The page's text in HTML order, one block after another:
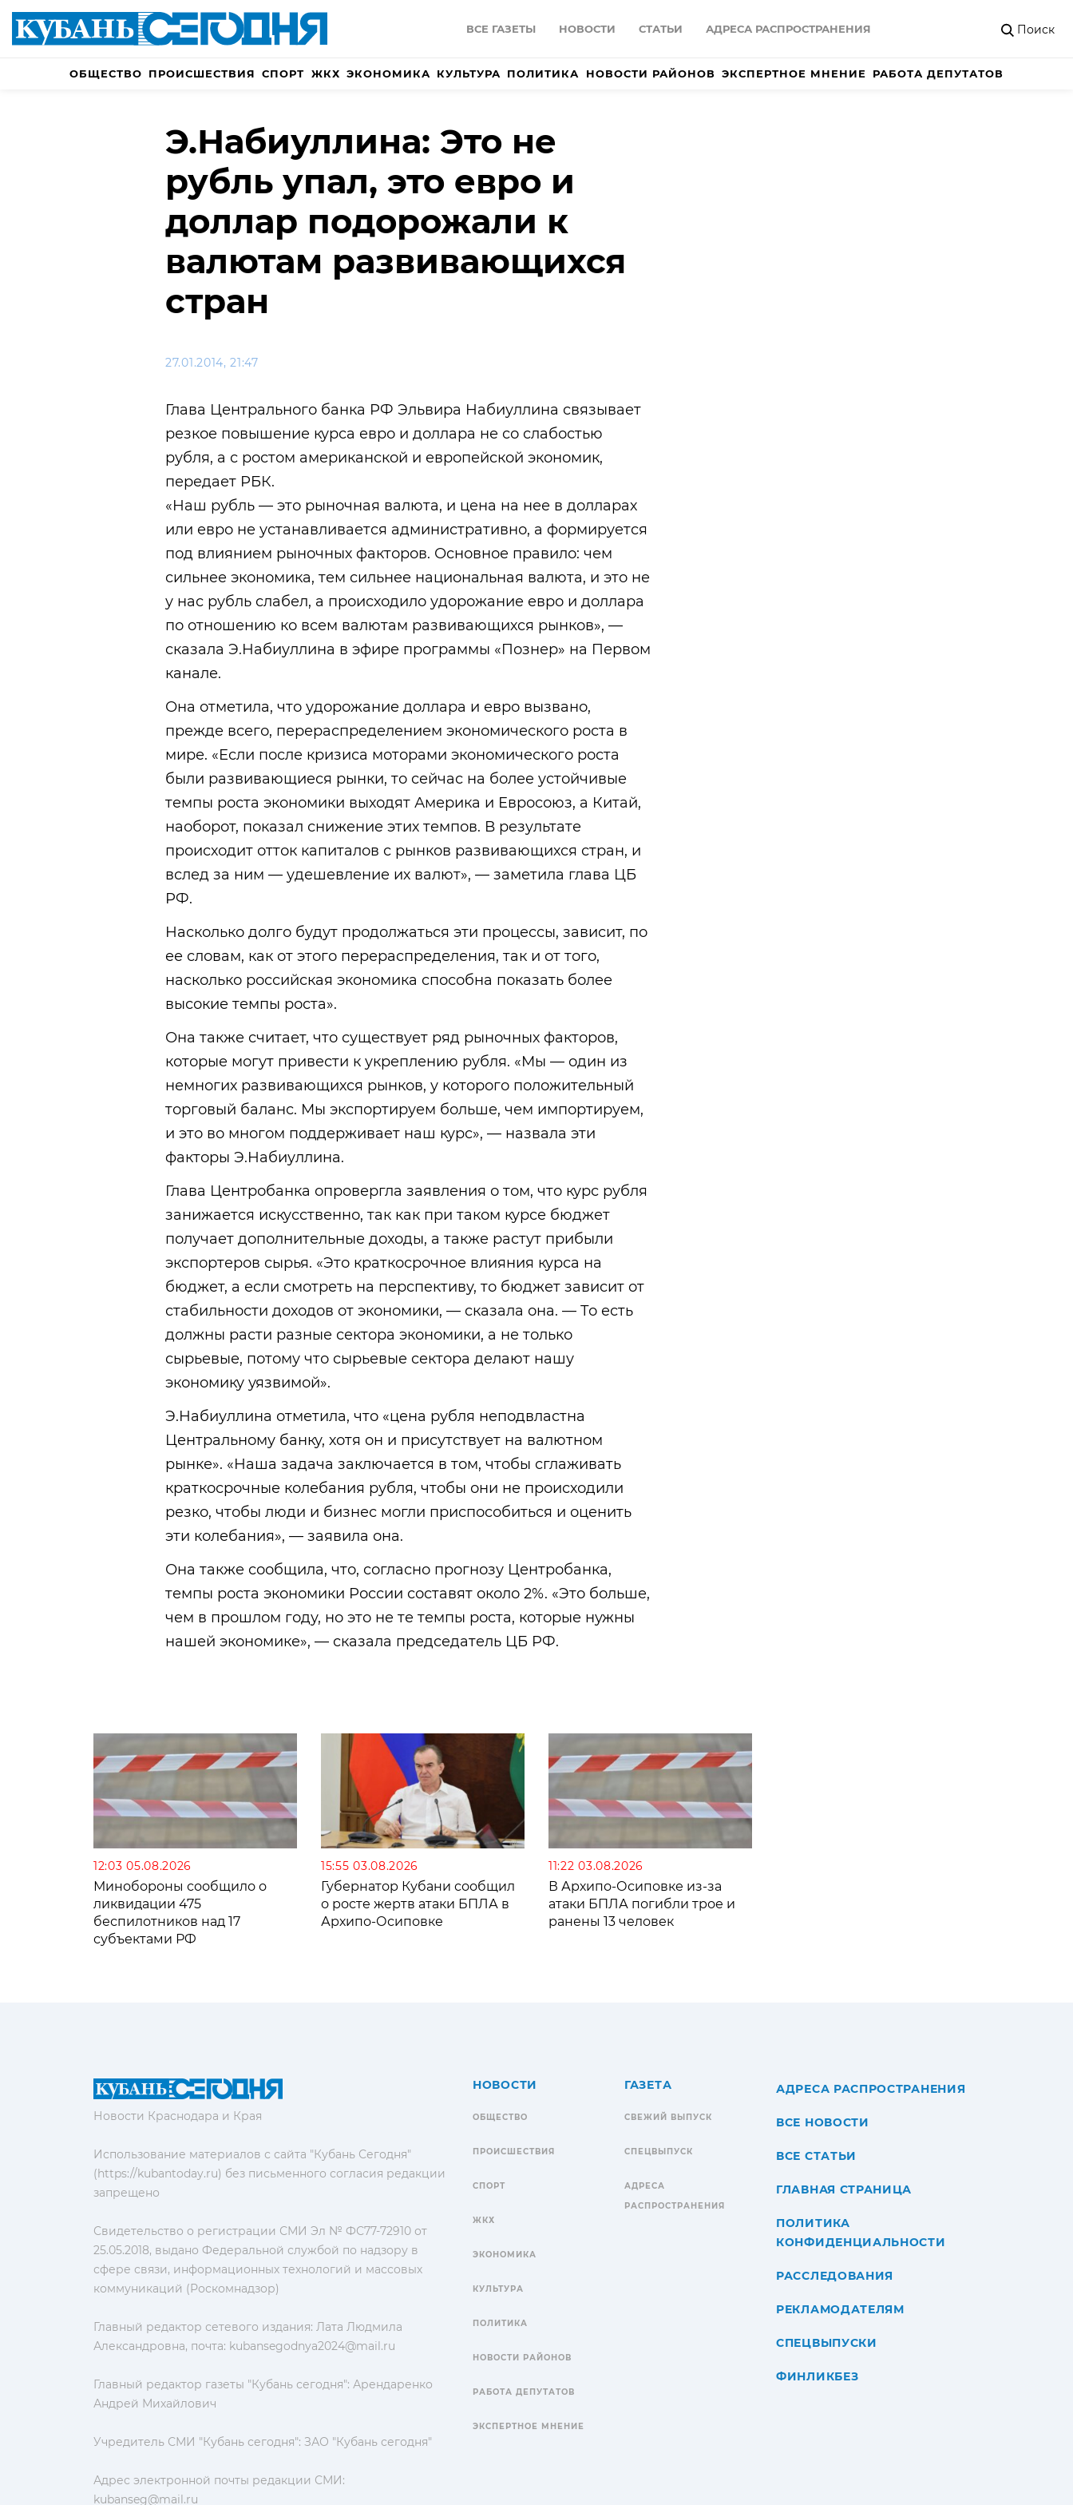
ВСЕ ГАЗЕТЫ НОВОСТИ СТАТЬИ АДРЕСА РАСПРОСТРАНЕНИЯ Поиск
ОБЩЕСТВО ПРОИСШЕСТВИЯ СПОРТ ЖКХ ЭКОНОМИКА КУЛЬТУРА ПОЛИТИКА НОВОСТИ РАЙОНОВ ЭКСПЕРТНОЕ МНЕНИЕ РАБОТА ДЕПУТАТОВ
Э.Набиуллина: Это не
рубль упал, это евро и
доллар подорожали к
валютам развивающихся
стран
27.01.2014, 21:47
Глава Центрального банка РФ Эльвира Набиуллина связывает
резкое повышение курса евро и доллара не со слабостью
рубля, а с ростом американской и европейской экономик,
передает РБК.
«Наш рубль — это рыночная валюта, и цена на нее в долларах
или евро не устанавливается административно, а формируется
под влиянием рыночных факторов. Основное правило: чем
сильнее экономика, тем сильнее национальная валюта, и это не
у нас рубль слабел, а происходило удорожание евро и доллара
по отношению ко всем валютам развивающихся рынков», —
сказала Э.Набиуллина в эфире программы «Познер» на Первом
канале.
Она отметила, что удорожание доллара и евро вызвано,
прежде всего, перераспределением экономического роста в
мире. «Если после кризиса моторами экономического роста
были развивающиеся рынки, то сейчас на более устойчивые
темпы роста экономики выходят Америка и Евросоюз, а Китай,
наоборот, показал снижение этих темпов. В результате
происходит отток капиталов с рынков развивающихся стран, и
вслед за ним — удешевление их валют», — заметила глава ЦБ
РФ.
Насколько долго будут продолжаться эти процессы, зависит, по
ее словам, как от этого перераспределения, так и от того,
насколько российская экономика способна показать более
высокие темпы роста».
Она также считает, что существует ряд рыночных факторов,
которые могут привести к укреплению рубля. «Мы — один из
немногих развивающихся рынков, у которого положительный
торговый баланс. Мы экспортируем больше, чем импортируем,
и это во многом поддерживает наш курс», — назвала эти
факторы Э.Набиуллина.
Глава Центробанка опровергла заявления о том, что курс рубля
занижается искусственно, так как при таком курсе бюджет
получает дополнительные доходы, а также растут прибыли
экспортеров сырья. «Это краткосрочное влияния курса на
бюджет, а если смотреть на перспективу, то бюджет зависит от
стабильности доходов от экономики, — сказала она. — То есть
должны расти разные сектора экономики, а не только
сырьевые, потому что сырьевые сектора делают нашу
экономику уязвимой».
Э.Набиуллина отметила, что «цена рубля неподвластна
Центральному банку, хотя он и присутствует на валютном
рынке». «Наша задача заключается в том, чтобы сглаживать
краткосрочные колебания рубля, чтобы они не происходили
резко, чтобы люди и бизнес могли приспособиться и оценить
эти колебания», — заявила она.
Она также сообщила, что, согласно прогнозу Центробанка,
темпы роста экономики России составят около 2%. «Это больше,
чем в прошлом году, но это не те темпы роста, которые нужны
нашей экономике», — сказала председатель ЦБ РФ.
12:03 05.08.2026
Минобороны сообщило о
ликвидации 475
беспилотников над 17
субъектами РФ
15:55 03.08.2026
Губернатор Кубани сообщил
о росте жертв атаки БПЛА в
Архипо-Осиповке
11:22 03.08.2026
В Архипо-Осиповке из-за
атаки БПЛА погибли трое и
ранены 13 человек
Новости Краснодара и Края
Использование материалов с сайта "Кубань Сегодня"
(https://kubantoday.ru) без письменного согласия редакции
запрещено
Свидетельство о регистрации СМИ Эл № ФС77-72910 от
25.05.2018, выдано Федеральной службой по надзору в
сфере связи, информационных технологий и массовых
коммуникаций (Роскомнадзор)
Главный редактор сетевого издания: Лата Людмила
Александровна, почта: kubansegodnya2024@mail.ru
Главный редактор газеты "Кубань сегодня": Арендаренко
Андрей Михайлович
Учредитель СМИ "Кубань сегодня": ЗАО "Кубань сегодня"
Адрес электронной почты редакции СМИ:
kubanseg@mail.ru
НОВОСТИ
ОБЩЕСТВО
ПРОИСШЕСТВИЯ
СПОРТ
ЖКХ
ЭКОНОМИКА
КУЛЬТУРА
ПОЛИТИКА
НОВОСТИ РАЙОНОВ
РАБОТА ДЕПУТАТОВ
ЭКСПЕРТНОЕ МНЕНИЕ
ГАЗЕТА
СВЕЖИЙ ВЫПУСК
СПЕЦВЫПУСК
АДРЕСА
РАСПРОСТРАНЕНИЯ
АДРЕСА РАСПРОСТРАНЕНИЯ
ВСЕ НОВОСТИ
ВСЕ СТАТЬИ
ГЛАВНАЯ СТРАНИЦА
ПОЛИТИКА
КОНФИДЕНЦИАЛЬНОСТИ
РАССЛЕДОВАНИЯ
РЕКЛАМОДАТЕЛЯМ
СПЕЦВЫПУСКИ
ФИНЛИКБЕЗ